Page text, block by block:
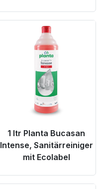
Product Link
1 ltr Planta Bucasan
Intense, Sanitärreiniger
mit Ecolabel